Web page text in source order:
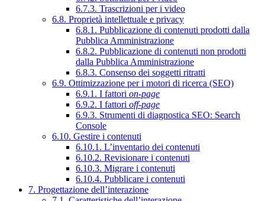
6.7.3. Trascrizioni per i video
6.8. Proprietà intellettuale e privacy
6.8.1. Pubblicazione di contenuti prodotti dalla
Pubblica Amministrazione
6.8.2. Pubblicazione di contenuti non prodotti
dalla Pubblica Amministrazione
6.8.3. Consenso dei soggetti ritratti
6.9. Ottimizzazione per i motori di ricerca (SEO)
6.9.1. I fattori on-page
6.9.2. I fattori off-page
6.9.3. Strumenti di diagnostica SEO: Search
Console
6.10. Gestire i contenuti
6.10.1. L’inventario dei contenuti
6.10.2. Revisionare i contenuti
6.10.3. Migrare i contenuti
6.10.4. Pubblicare i contenuti
7. Progettazione dell’interazione